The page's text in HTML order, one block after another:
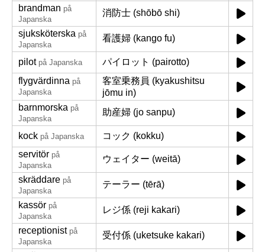
brandman på
Japanska
消防士 (shōbō shi)
sjuksköterska på
Japanska
看護婦 (kango fu)
pilot på Japanska
パイロット (pairotto)
flygvärdinna på
Japanska
客室乗務員 (kyakushitsu
jōmu in)
barnmorska på
Japanska
助産婦 (jo sanpu)
kock på Japanska
コック (kokku)
servitör på
Japanska
ウェイター (weitā)
skräddare på
Japanska
テーラー (tērā)
kassör på
Japanska
レジ係 (reji kakari)
receptionist på
Japanska
受付係 (uketsuke kakari)